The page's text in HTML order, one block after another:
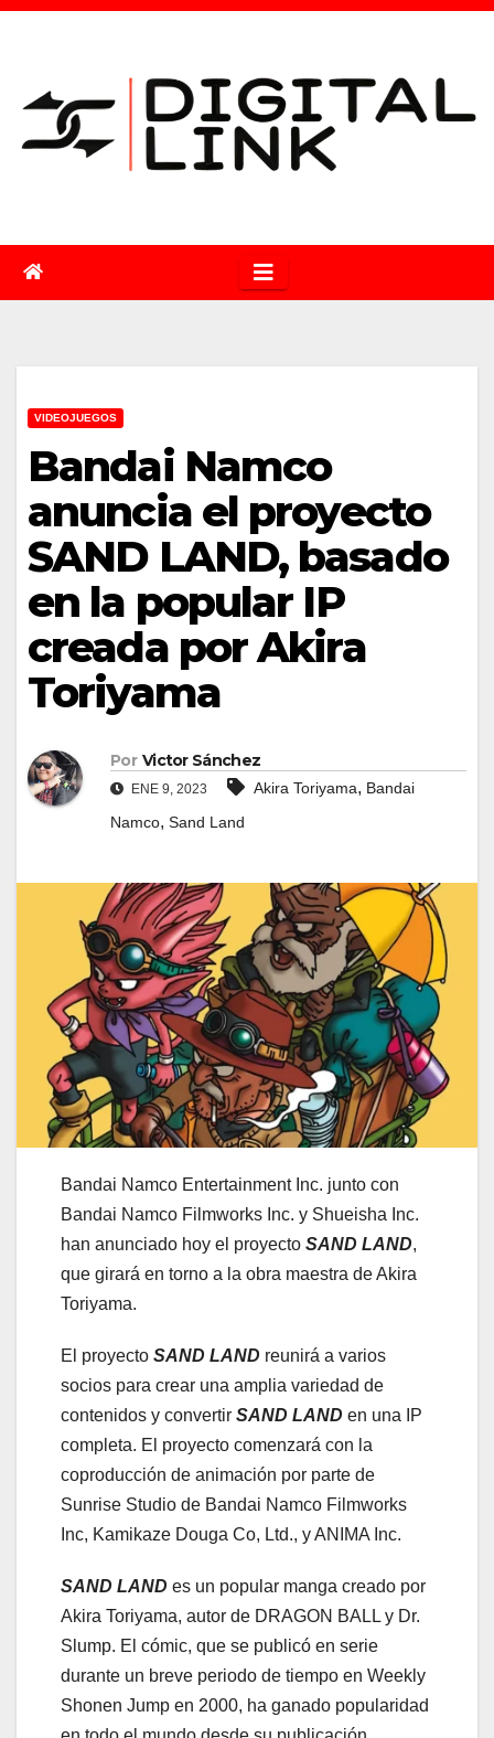
Saltar
VIDEOJUEGOS
Bandai Namco
anuncia el proyecto
SAND LAND, basado
en la popular IP
creada por Akira
Toriyama
Por Victor Sánchez
ENE 9, 2023 Akira Toriyama, Bandai
Namco, Sand Land
Bandai Namco Entertainment Inc. junto con
Bandai Namco Filmworks Inc. y Shueisha Inc.
han anunciado hoy el proyecto SAND LAND,
que girará en torno a la obra maestra de Akira
Toriyama.
El proyecto SAND LAND reunirá a varios
socios para crear una amplia variedad de
contenidos y convertir SAND LAND en una IP
completa. El proyecto comenzará con la
coproducción de animación por parte de
Sunrise Studio de Bandai Namco Filmworks
Inc, Kamikaze Douga Co, Ltd., y ANIMA Inc.
SAND LAND es un popular manga creado por
Akira Toriyama, autor de DRAGON BALL y Dr.
Slump. El cómic, que se publicó en serie
durante un breve periodo de tiempo en Weekly
Shonen Jump en 2000, ha ganado popularidad